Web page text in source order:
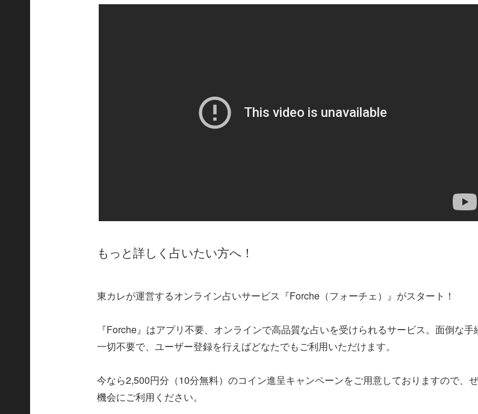
もっと詳しく占いたい方へ！
東カレが運営するオンライン占いサービス『Forche（フォーチェ）』がスタート！
『Forche』はアプリ不要、オンラインで高品質な占いを受けられるサービス。面倒な手
一切不要で、ユーザー登録を行えばどなたでもご利用いただけます。
今なら2,500円分（10分無料）のコイン進呈キャンペーンをご用意しておりますので、
機会にご利用ください。